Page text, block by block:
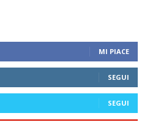
MI PIACE
SEGUI
SEGUI